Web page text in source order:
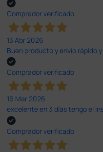
Comprador verificado
13 Abr 2026
Buen producto y envío rápido
Comprador verificado
16 Mar 2026
excelente en 3 días tengo el
Comprador verificado